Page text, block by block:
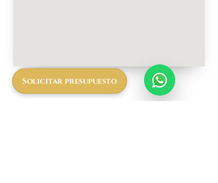
Solicitar presupuesto